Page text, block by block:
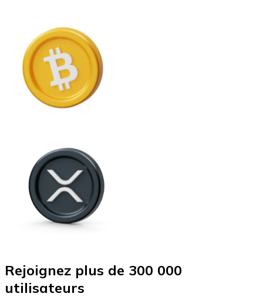
Rejoignez plus de 300 000
utilisateurs